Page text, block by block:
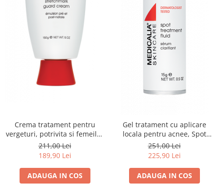
Crema tratament pentru
vergeturi, potrivita si femeilor
insarcinate, Stretchmark
Guard Cream - 150ml
211,00 Lei
189,90 Lei
ADAUGA IN COS
Gel tratament cu aplicare
locala pentru acnee, Spot
Treatment Fluid - 15ml
251,00 Lei
225,90 Lei
ADAUGA IN COS